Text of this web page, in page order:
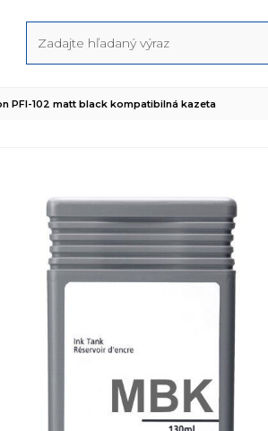
PFI-102 matt black kompatibilná kazeta